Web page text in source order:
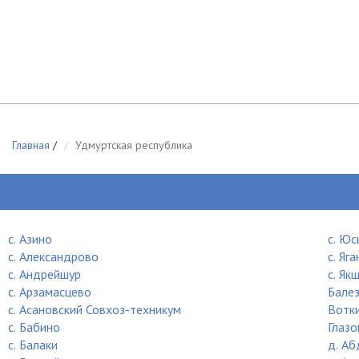
Главная / Удмуртская республика
c. Азино
c. Александрово
c. Андрейшур
c. Арзамасцево
c. Асановский Совхоз-техникум
c. Бабино
c. Балаки
c.
c.
c.
д.